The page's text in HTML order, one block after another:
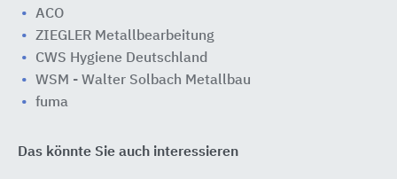
ACO
ZIEGLER Metallbearbeitung
CWS Hygiene Deutschland
WSM - Walter Solbach Metallbau
fuma
Das könnte Sie auch interessieren